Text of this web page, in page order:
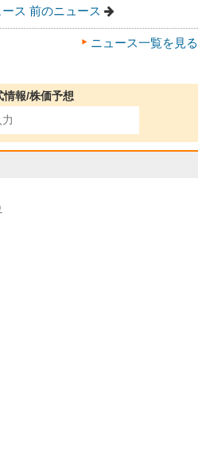
ス 前のニュース
ニュース一覧を見る
情報/株価予想